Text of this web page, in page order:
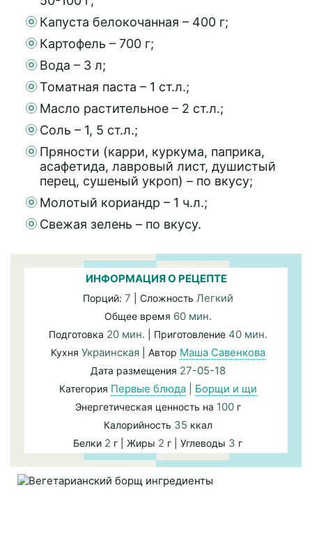
Капуста белокочанная – 400 г;
Картофель – 700 г;
Вода – 3 л;
Томатная паста – 1 ст.л.;
Масло растительное – 2 ст.л.;
Соль – 1, 5 ст.л.;
Пряности (карри, куркума, паприка,
асафетида, лавровый лист, душистый
перец, сушеный укроп) – по вкусу;
Молотый кориандр – 1 ч.л.;
Свежая зелень – по вкусу.
ИНФОРМАЦИЯ О РЕЦЕПТЕ
Порций: 7 | Сложность Легкий
Общее время 60 мин.
Подготовка 20 мин. | Приготовление 40 мин.
Кухня Украинская| Автор Маша Савенкова
Дата размещения 27-05-18
Категория Первые блюда| Борщи и щи
Энергетическая ценность на 100г
Калорийность 35 ккал
Белки 2 г | Жиры 2 г | Углеводы 3 г